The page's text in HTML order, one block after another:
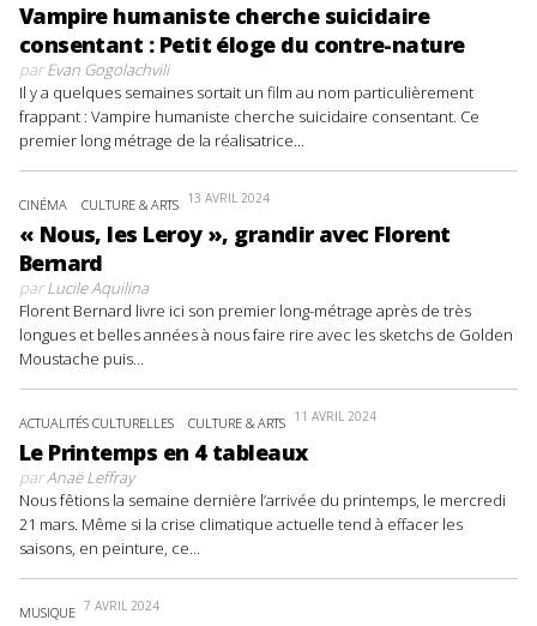
Vampire humaniste cherche suicidaire
consentant : Petit éloge du contre-nature
parEvan Gogolachvili
Il y a quelques semaines sortait un film au nom particulièrement
frappant : Vampire humaniste cherche suicidaire consentant. Ce
premier long métrage de la réalisatrice...
CINÉMA CULTURE & ARTS 13 AVRIL 2024
« Nous, les Leroy », grandir avec Florent
Bernard
parLucile Aquilina
Florent Bernard livre ici son premier long-métrage après de très
longues et belles années à nous faire rire avec les sketchs de Golden
Moustache puis...
ACTUALITÉS CULTURELLES CULTURE & ARTS 11 AVRIL 2024
Le Printemps en 4 tableaux
parAnaë Leffray
Nous fêtions la semaine dernière l’arrivée du printemps, le mercredi
21 mars. Même si la crise climatique actuelle tend à effacer les
saisons, en peinture, ce...
MUSIQUE 7 AVRIL 2024